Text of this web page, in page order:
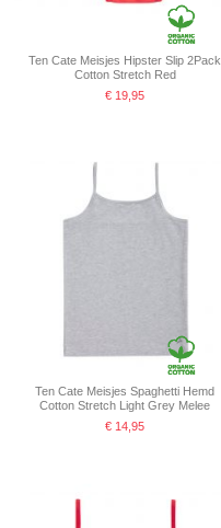
Ten Cate Meisjes Hipster Slip 2Pack
Cotton Stretch Red
€ 19,95
Ten Cate Meisjes Spaghetti Hemd
Cotton Stretch Light Grey Melee
€ 14,95